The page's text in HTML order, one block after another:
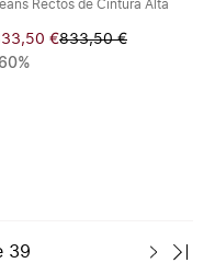
Rectos de Cintura Alta
€833,50 €
39